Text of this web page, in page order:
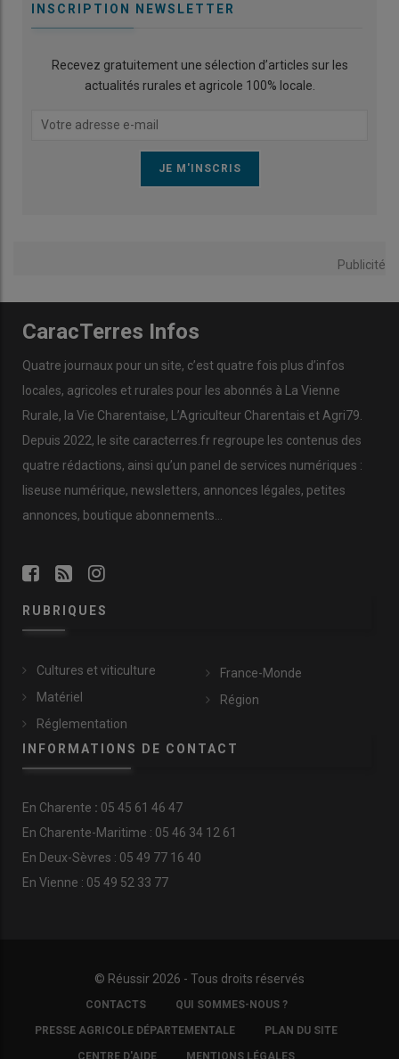
INSCRIPTION NEWSLETTER
Recevez gratuitement une sélection d’articles sur les
actualités rurales et agricole 100% locale.
Publicité
CaracTerres Infos
Quatre journaux pour un site, c’est quatre fois plus d’infos
locales, agricoles et rurales pour les abonnés à La Vienne
Rurale, la Vie Charentaise, L’Agriculteur Charentais et Agri79.
Depuis 2022, le site caracterres.fr regroupe les contenus des
quatre rédactions, ainsi qu’un panel de services numériques :
liseuse numérique, newsletters, annonces légales, petites
annonces, boutique abonnements…
RUBRIQUES
Cultures et viticulture
Matériel
Réglementation
France-Monde
Région
INFORMATIONS DE CONTACT
En Charente : 05 45 61 46 47
En Charente-Maritime : 05 46 34 12 61
En Deux-Sèvres : 05 49 77 16 40
En Vienne : 05 49 52 33 77
© Réussir 2026 - Tous droits réservés
COPYRIGHTCONTACTS QUI SOMMES-NOUS ?
PRESSE AGRICOLE DÉPARTEMENTALE PLAN DU SITE
CENTRE D'AIDE MENTIONS LÉGALES